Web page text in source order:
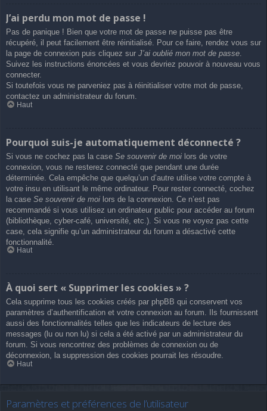
J’ai perdu mon mot de passe !
Pas de panique ! Bien que votre mot de passe ne puisse pas être
récupéré, il peut facilement être réinitialisé. Pour ce faire, rendez vous sur
la page de connexion puis cliquez sur J’ai oublié mon mot de passe.
Suivez les instructions énoncées et vous devriez pouvoir à nouveau vous
connecter.
Si toutefois vous ne parveniez pas à réinitialiser votre mot de passe,
contactez un administrateur du forum.
Haut
Pourquoi suis-je automatiquement déconnecté ?
Si vous ne cochez pas la case Se souvenir de moi lors de votre
connexion, vous ne resterez connecté que pendant une durée
déterminée. Cela empêche que quelqu’un d’autre utilise votre compte à
votre insu en utilisant le même ordinateur. Pour rester connecté, cochez
la case Se souvenir de moi lors de la connexion. Ce n’est pas
recommandé si vous utilisez un ordinateur public pour accéder au forum
(bibliothèque, cyber-café, université, etc.). Si vous ne voyez pas cette
case, cela signifie qu’un administrateur du forum a désactivé cette
fonctionnalité.
Haut
À quoi sert « Supprimer les cookies » ?
Cela supprime tous les cookies créés par phpBB qui conservent vos
paramètres d’authentification et votre connexion au forum. Ils fournissent
aussi des fonctionnalités telles que les indicateurs de lecture des
messages (lu ou non lu) si cela a été activé par un administrateur du
forum. Si vous rencontrez des problèmes de connexion ou de
déconnexion, la suppression des cookies pourrait les résoudre.
Haut
Paramètres et préférences de l’utilisateur